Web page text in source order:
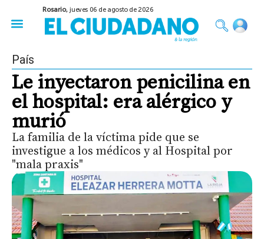
Rosario,jueves 06 de agosto de 2026
País
Le inyectaron penicilina en
el hospital: era alérgico y
murió
La familia de la víctima pide que se
investigue a los médicos y al Hospital por
"mala praxis"